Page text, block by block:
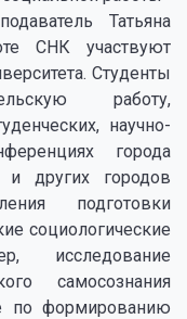
Татьяна
СНК участвуют
Студенты
работу,
научно-
города
и других городов
подготовки
социологические
исследование
самосознания
по формированию